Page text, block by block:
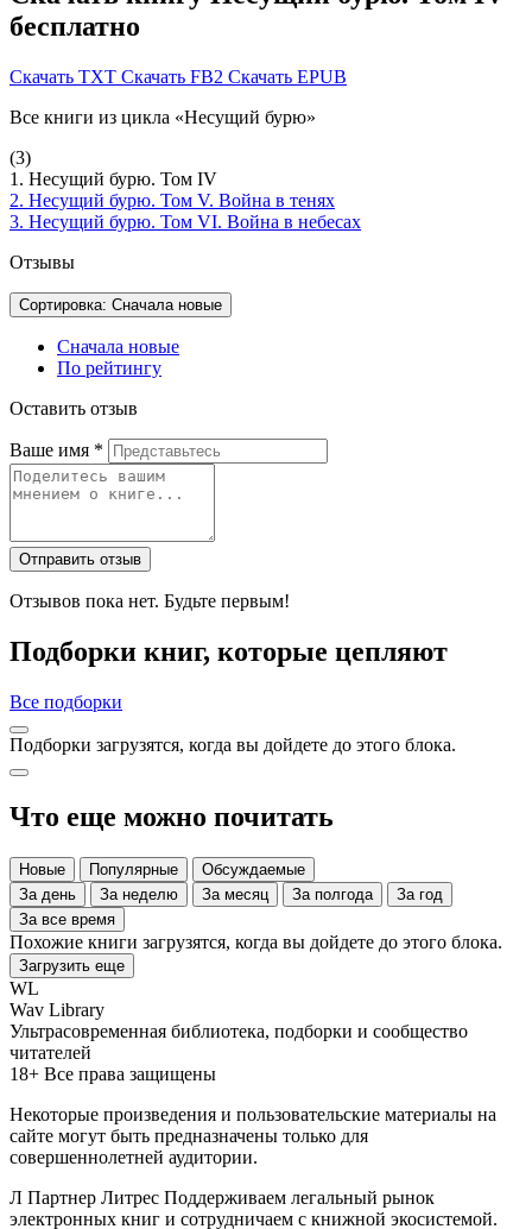
бесплатно
Скачать TXT Скачать FB2 Скачать EPUB
Все книги из цикла «Несущий бурю»
(3)
1. Несущий бурю. Том IV
2. Несущий бурю. Том V. Война в тенях
3. Несущий бурю. Том VI. Война в небесах
Отзывы
Сортировка: Сначала новые
Сначала новые
По рейтингу
Оставить отзыв
Ваше имя *
Отправить отзыв
Отзывов пока нет. Будьте первым!
Подборки книг, которые цепляют
Все подборки
Подборки загрузятся, когда вы дойдете до этого блока.
Что еще можно почитать
Новые Популярные
Обсуждаемые
За день
За неделю За месяц За полгода
За год
За все время
Похожие книги загрузятся, когда вы дойдете до этого блока.
Загрузить еще
WL
Wav Library
Ультрасовременная библиотека, подборки и сообщество
читателей
18+ Все права защищены
Некоторые произведения и пользовательские материалы на
сайте могут быть предназначены только для
совершеннолетней аудитории.
Л Партнер Литрес Поддерживаем легальный рынок
электронных книг и сотрудничаем с книжной экосистемой.